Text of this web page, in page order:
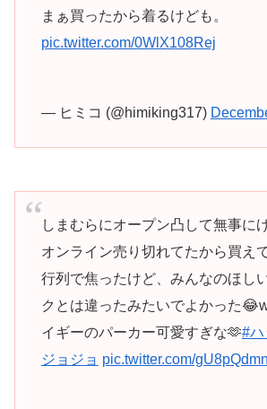
まぁ買ったから着るけども。
pic.twitter.com/0WlX108Rej
— ヒミコ (@himiking317)
しまむらにオープン凸して無事に
オンライン売り切れてたから買え
行列で焦ったけど、みんなのほし
クとは違ったみたいでよかった
イギーのパーカー可愛すぎな🫶#ハ
ジョジョ pic.twitter.com/